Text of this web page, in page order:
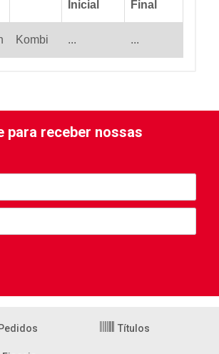
Inicial
Final
Kombi ... ...
para receber nossas
Títulos